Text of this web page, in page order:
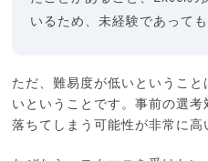
いるため、未経験であって
ただ、難易度が低いというこ
いということです。事前の選考
落ちてしまう可能性が非常に高